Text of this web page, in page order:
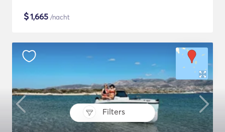
Filters
$1,665 /nacht